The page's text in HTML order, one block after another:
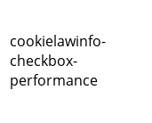
cookielawinfo-
checkbox-
performance